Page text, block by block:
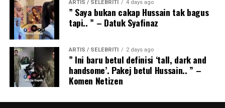
ARTIS / SELEBRITI 4 days ago
” Saya bukan cakap Hussain tak bagus
tapi.. ” – Datuk Syafinaz
ARTIS / SELEBRITI 2 days ago
” Ini baru betul definisi ‘tall, dark and
handsome’. Pakej betul Hussain.. ” –
Komen Netizen